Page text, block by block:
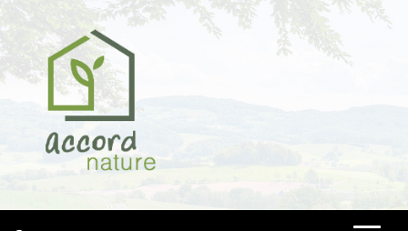
Skip
to
content
accord-nature.com